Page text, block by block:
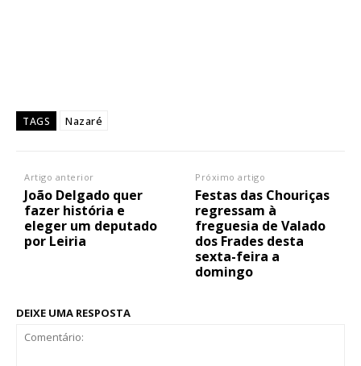
TAGS Nazaré
Artigo anterior
João Delgado quer
fazer história e
eleger um deputado
por Leiria
Próximo artigo
Festas das Chouriças
regressam à
freguesia de Valado
dos Frades desta
sexta-feira a
domingo
DEIXE UMA RESPOSTA